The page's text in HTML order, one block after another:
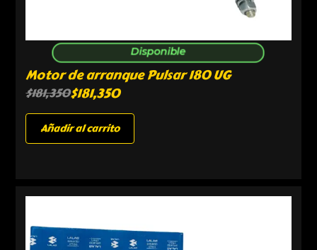
Disponible
Motor de arranque Pulsar 180 UG
$181,350$181,350
Añadir al carrito